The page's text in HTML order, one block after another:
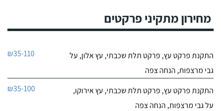
מחירון מתקיני פרקטים
התקנת פרקט עץ, פרקט תלת שכבתי, עץ אלון, על
גבי מרצפות, הנחה צפה
₪35-110
התקנת פרקט עץ, פרקט תלת שכבתי, עץ אירוקו,
על גבי מרצפות, הנחה צפה
₪35-100